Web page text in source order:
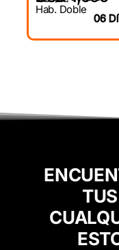
Hab. Doble
06